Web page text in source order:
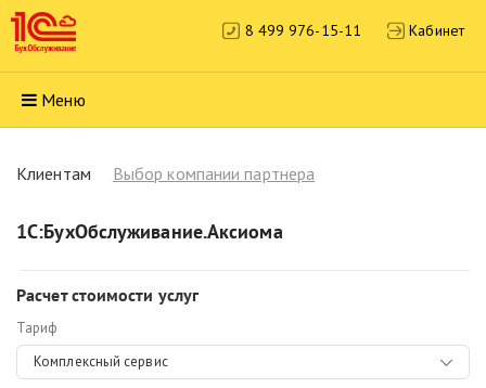
8 499 976-15-11 Кабинет
Меню
Клиентам Выбор компании партнера
1С:БухОбслуживание.Аксиома
Расчет стоимости услуг
Тариф
Комплексный сервис